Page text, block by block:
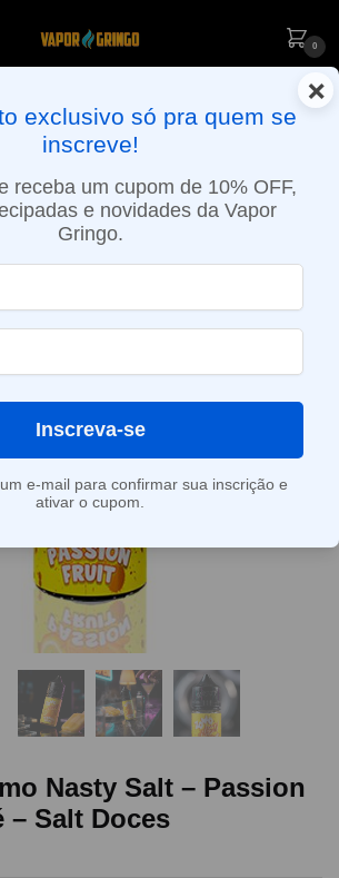
0
DIA EM SÃO PAULO (SEG A SEX): PEDIDOS
ATÉ 15:30 VIA MOTOBOY
Nasty Salt – Passion
– Salt Doces
×
exclusivo só pra quem se
inscreve!
receba um cupom de 10% OFF,
e novidades da Vapor
Gringo.
Inscreva-se
e-mail para confirmar sua inscrição e
ativar o cupom.